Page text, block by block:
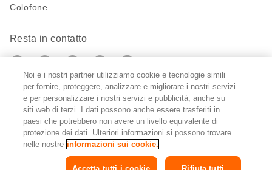
Colofone
Resta in contatto
https://twitter.com/migros?
https://www.youtube.com/user/
PinterestInstagram
Impostazioni cookie
FR IT
Noi e i nostri partner utilizziamo cookie e tecnologie simili
per fornire, proteggere, analizzare e migliorare i nostri servizi
e per personalizzare i nostri servizi e pubblicità, anche su
siti web di terzi. I dati possono anche essere trasferiti in
paesi che potrebbero non avere un livello equivalente di
protezione dei dati. Ulteriori informazioni si possono trovare
nelle nostre informazioni sui cookie.